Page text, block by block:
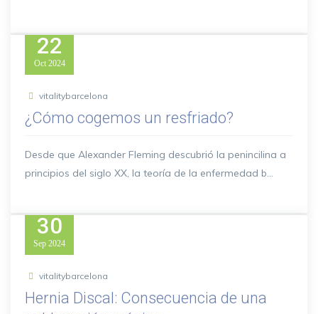
22
Oct 2024
vitalitybarcelona
¿Cómo cogemos un resfriado?
Desde que Alexander Fleming descubrió la penincilina a
principios del siglo XX, la teoría de la enfermedad b...
30
Sep 2024
vitalitybarcelona
Hernia Discal: Consecuencia de una